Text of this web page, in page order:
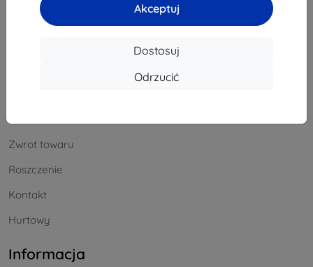
Akceptuj
Dostosuj
Odrzucić
Zwrot towaru
Roszczenie
Kontakt
Hurtowy
Informacja